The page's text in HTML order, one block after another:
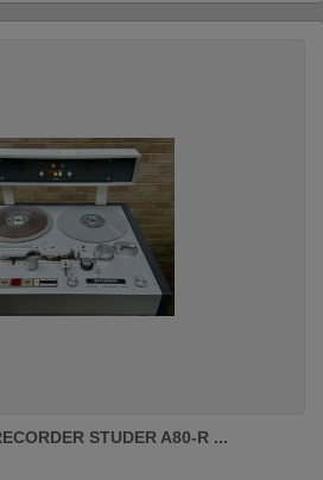
STUDER A80-R ...